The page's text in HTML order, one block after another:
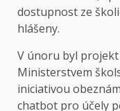
dostupnost ze
hlášeny.
V únoru byl projekt
Ministerstvem
iniciativou
chatbot pro účely